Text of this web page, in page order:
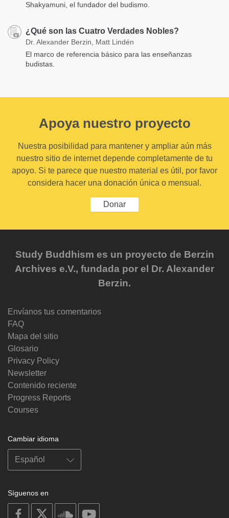
Shakyamuni, el fundador del budismo.
¿Qué son las Cuatro Verdades Nobles?
Dr. Alexander Berzin, Matt Lindén
El marco de referencia básico para las enseñanzas
budistas.
Apoya nuestro proyecto
Nuestra posibilidad para mantener y ampliar aún más
nuestro sitio de internet depende completamente de tu
apoyo. Si te parece que nuestro material es útil, por favor
considera hacer una donación única o mensual.
Donar
Study Buddhism es un proyecto de Berzin
Archives e.V., fundada por el Dr. Alexander
Berzin.
Envíanos tus comentarios
FAQ
Mapa del sitio
Glosario
Privacy Policy
Newsletter
Contenido reciente
Progress Reports
Courses
Cambiar idioma
Síguenos en
on